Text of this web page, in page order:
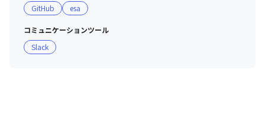
GitHub
esa
コミュニケーションツール
Slack